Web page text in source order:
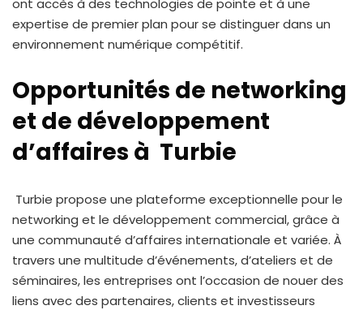
ont accès à des technologies de pointe et à une
expertise de premier plan pour se distinguer dans un
environnement numérique compétitif.
Opportunités de networking
et de développement
d’affaires à Turbie
Turbie propose une plateforme exceptionnelle pour le
networking et le développement commercial, grâce à
une communauté d’affaires internationale et variée. À
travers une multitude d’événements, d’ateliers et de
séminaires, les entreprises ont l’occasion de nouer des
liens avec des partenaires, clients et investisseurs